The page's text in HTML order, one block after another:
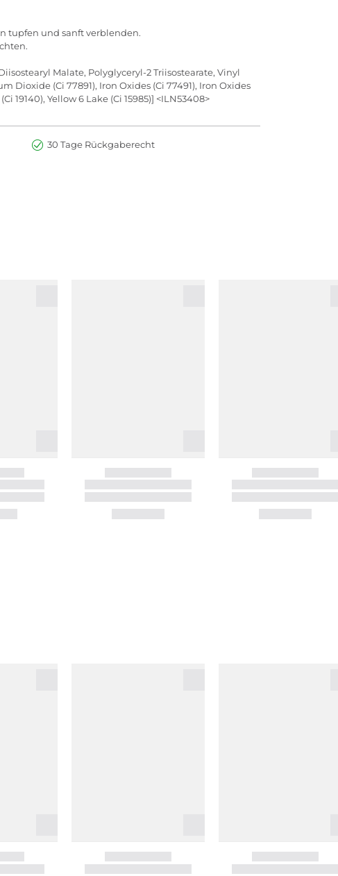
tupfen und sanft verblenden.
Malate, Polyglyceryl-2 Triisostearate, Vinyl
(Ci 77891), Iron Oxides (Ci 77491), Iron Oxides
19140), Yellow 6 Lake (Ci 15985)] <ILN53408>
30 Tage Rückgaberecht